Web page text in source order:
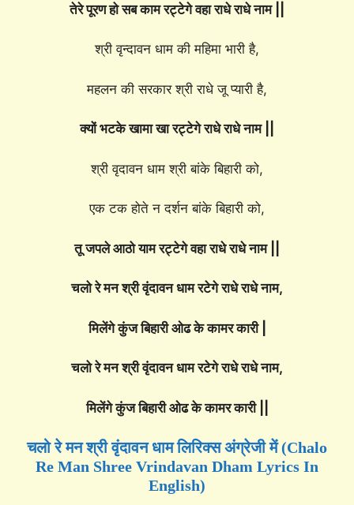
तेरे पूरण हो सब काम रट्टेगे वहा राधे राधे नाम ||
श्री वृन्दावन धाम की महिमा भारी है,
महलन की सरकार श्री राधे जू प्यारी है,
क्यों भटके खामा खा रट्टेगे राधे राधे नाम ||
श्री वृदावन धाम श्री बांके बिहारी को,
एक टक होते न दर्शन बांके बिहारी को,
तू जपले आठो याम रट्टेगे वहा राधे राधे नाम ||
चलो रे मन श्री वृंदावन धाम रटेगे राधे राधे नाम,
मिलेंगे कुंज बिहारी ओढ के कामर कारी |
चलो रे मन श्री वृंदावन धाम रटेगे राधे राधे नाम,
मिलेंगे कुंज बिहारी ओढ के कामर कारी ||
चलो रे मन श्री वृंदावन धाम लिरिक्स अंग्रेजी में (Chalo
Re Man Shree Vrindavan Dham Lyrics In
English)